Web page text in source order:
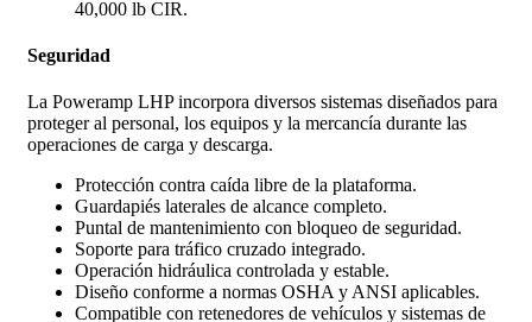
40,000 lb CIR.
Seguridad
La Poweramp LHP incorpora diversos sistemas diseñados para
proteger al personal, los equipos y la mercancía durante las
operaciones de carga y descarga.
Protección contra caída libre de la plataforma.
Guardapiés laterales de alcance completo.
Puntal de mantenimiento con bloqueo de seguridad.
Soporte para tráfico cruzado integrado.
Operación hidráulica controlada y estable.
Diseño conforme a normas OSHA y ANSI aplicables.
Compatible con retenedores de vehículos y sistemas de